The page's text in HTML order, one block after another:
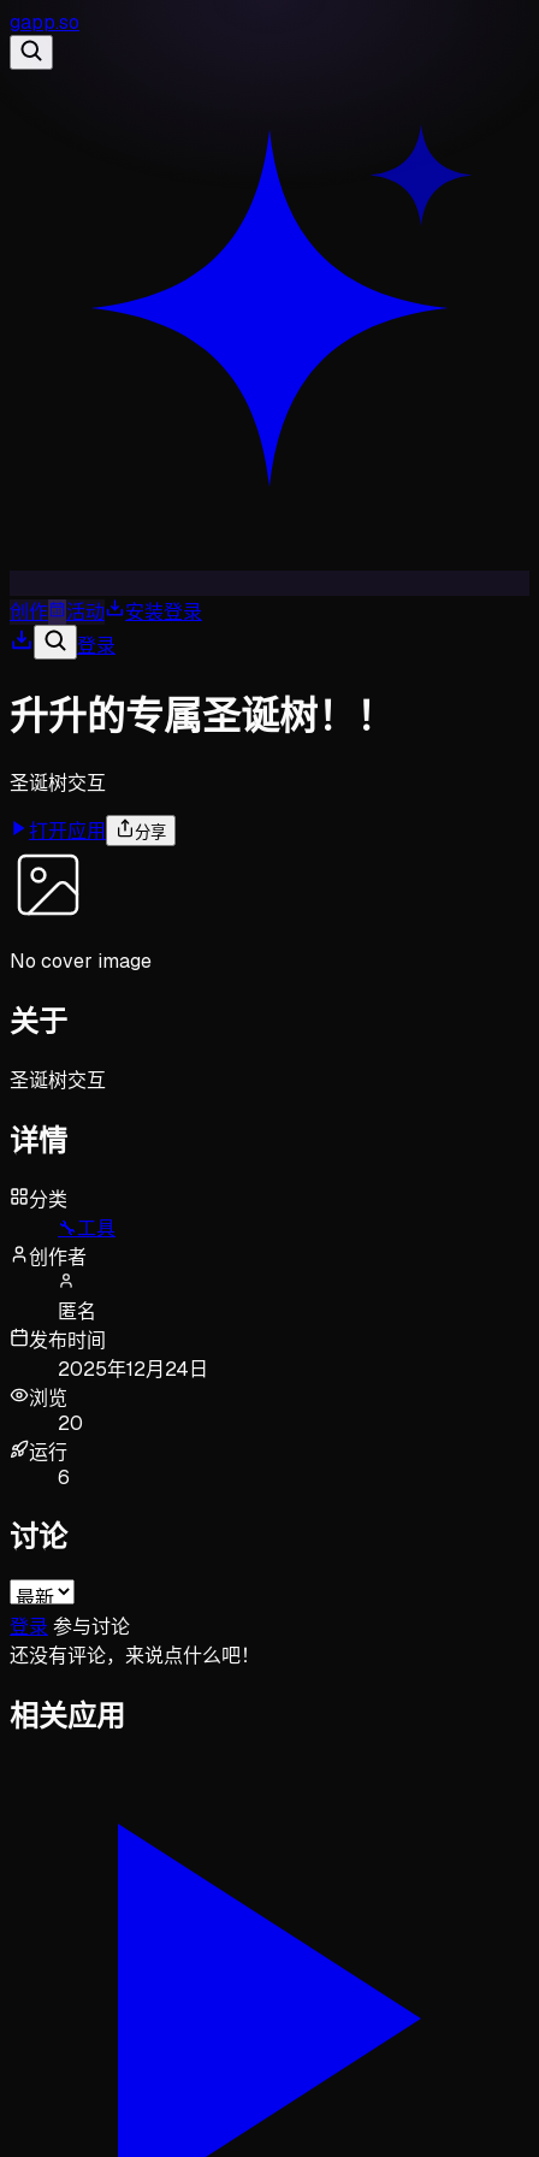
gapp.so
创作 活动 安装登录
登录
升升的专属圣诞树！！
圣诞树交互
打开应用
分享
No cover image
关于
圣诞树交互
详情
分类
🔧工具
创作者
匿名
发布时间
2025年12月24日
浏览
20
运行
6
讨论
登录 参与讨论
还没有评论，来说点什么吧！
相关应用